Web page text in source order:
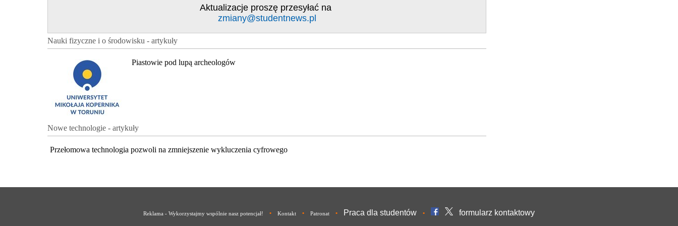
Aktualizacje proszę przesyłać na
zmiany@studentnews.pl
Nauki fizyczne i o środowisku - artykuły
Piastowie pod lupą archeologów
Nowe technologie - artykuły
Przełomowa technologia pozwoli na zmniejszenie wykluczenia cyfrowego
Reklama - Wykorzystajmy wspólnie nasz potencjał! • Kontakt • Patronat • Praca dla studentów • formularz kontaktowy